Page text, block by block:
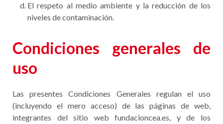
El respeto al medio ambiente y la reducción de los
niveles de contaminación.
Condiciones generales de
uso
Las presentes Condiciones Generales regulan el uso
(incluyendo el mero acceso) de las páginas de web,
integrantes del sitio web fundacioncea.es, y de los